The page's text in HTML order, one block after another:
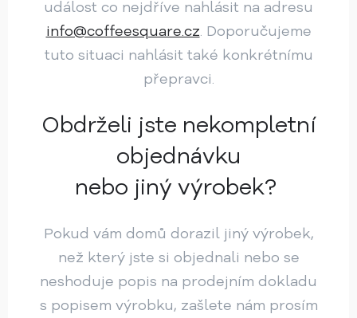
událost co nejdříve nahlásit na adresu
info@coffeesquare.cz. Doporučujeme
tuto situaci nahlásit také konkrétnímu
přepravci.
Obdrželi jste nekompletní
objednávku
nebo jiný výrobek?
Pokud vám domů dorazil jiný výrobek,
než který jste si objednali nebo se
neshoduje popis na prodejním dokladu
s popisem výrobku, zašlete nám prosím